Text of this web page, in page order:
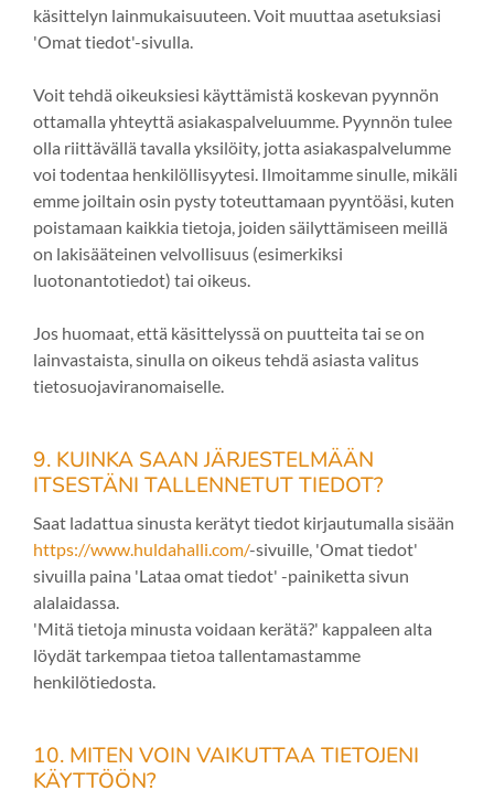
käsittelyn lainmukaisuuteen. Voit muuttaa asetuksiasi
'Omat tiedot'-sivulla.
Voit tehdä oikeuksiesi käyttämistä koskevan pyynnön
ottamalla yhteyttä asiakaspalveluumme. Pyynnön tulee
olla riittävällä tavalla yksilöity, jotta asiakaspalvelumme
voi todentaa henkilöllisyytesi. Ilmoitamme sinulle, mikäli
emme joiltain osin pysty toteuttamaan pyyntöäsi, kuten
poistamaan kaikkia tietoja, joiden säilyttämiseen meillä
on lakisääteinen velvollisuus (esimerkiksi
luotonantotiedot) tai oikeus.
Jos huomaat, että käsittelyssä on puutteita tai se on
lainvastaista, sinulla on oikeus tehdä asiasta valitus
tietosuojaviranomaiselle.
9. KUINKA SAAN JÄRJESTELMÄÄN
ITSESTÄNI TALLENNETUT TIEDOT?
Saat ladattua sinusta kerätyt tiedot kirjautumalla sisään
https://www.huldahalli.com/-sivuille, 'Omat tiedot'
sivuilla paina 'Lataa omat tiedot' -painiketta sivun
alalaidassa.
'Mitä tietoja minusta voidaan kerätä?' kappaleen alta
löydät tarkempaa tietoa tallentamastamme
henkilötiedosta.
10. MITEN VOIN VAIKUTTAA TIETOJENI
KÄYTTÖÖN?